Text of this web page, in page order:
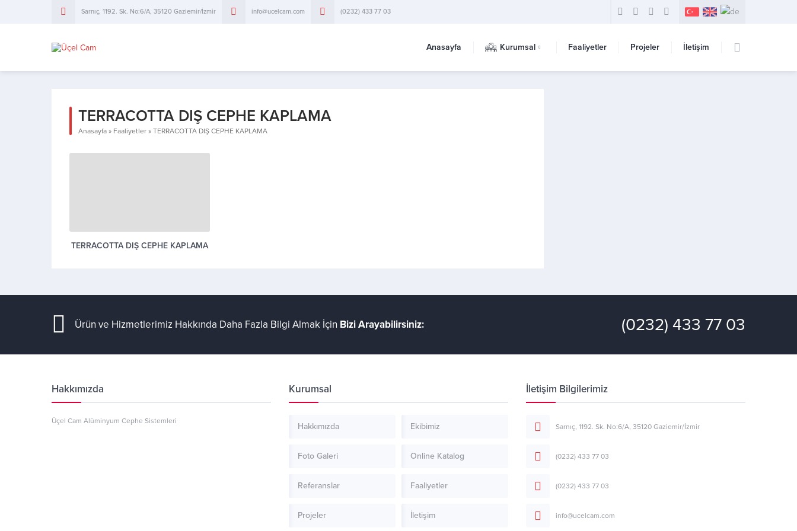
Sarnıç, 1192. Sk. No:6/A, 35120 Gaziemir/İzmir info@ucelcam.com (0232) 433 77 03
Anasayfa Kurumsal Faaliyetler Projeler İletişim
TERRACOTTA DIŞ CEPHE KAPLAMA
Anasayfa » Faaliyetler » TERRACOTTA DIŞ CEPHE KAPLAMA
TERRACOTTA DIŞ CEPHE KAPLAMA
Ürün ve Hizmetlerimiz Hakkında Daha Fazla Bilgi Almak İçin Bizi Arayabilirsiniz: (0232) 433 77 03
Hakkımızda
Üçel Cam Alüminyum Cephe Sistemleri
Kurumsal
Hakkımızda Ekibimiz
Foto Galeri Online Katalog
Referanslar Faaliyetler
Projeler İletişim
İletişim Bilgilerimiz
Sarnıç, 1192. Sk. No:6/A, 35120 Gaziemir/İzmir
(0232) 433 77 03
(0232) 433 77 03
info@ucelcam.com